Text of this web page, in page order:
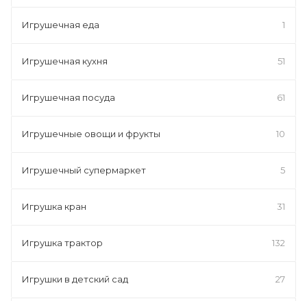
Игрушечная еда 1
Игрушечная кухня 51
Игрушечная посуда 61
Игрушечные овощи и фрукты 10
Игрушечный супермаркет 5
Игрушка кран 31
Игрушка трактор 132
Игрушки в детский сад 27